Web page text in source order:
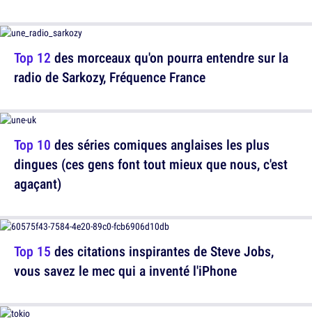
Top 10 des séries comiques anglaises les plus
dingues (ces gens font tout mieux que nous, c'est
agaçant)
Top 12 des morceaux qu'on pourra entendre sur la
radio de Sarkozy, Fréquence France
Top 15 des citations inspirantes de Steve Jobs,
vous savez le mec qui a inventé l'iPhone